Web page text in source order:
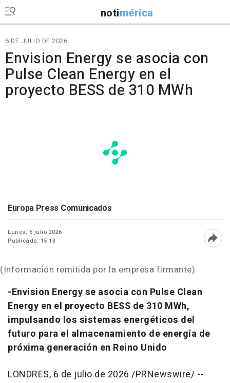
notimérica
6 DE JULIO DE 2026
Envision Energy se asocia con
Pulse Clean Energy en el
proyecto BESS de 310 MWh
Europa Press Comunicados
Lunes, 6 julio 2026
Publicado: 15:13
(Información remitida por la empresa firmante)
-Envision Energy se asocia con Pulse Clean
Energy en el proyecto BESS de 310 MWh,
impulsando los sistemas energéticos del
futuro para el almacenamiento de energía de
próxima generación en Reino Unido
LONDRES, 6 de julio de 2026 /PRNewswire/ --